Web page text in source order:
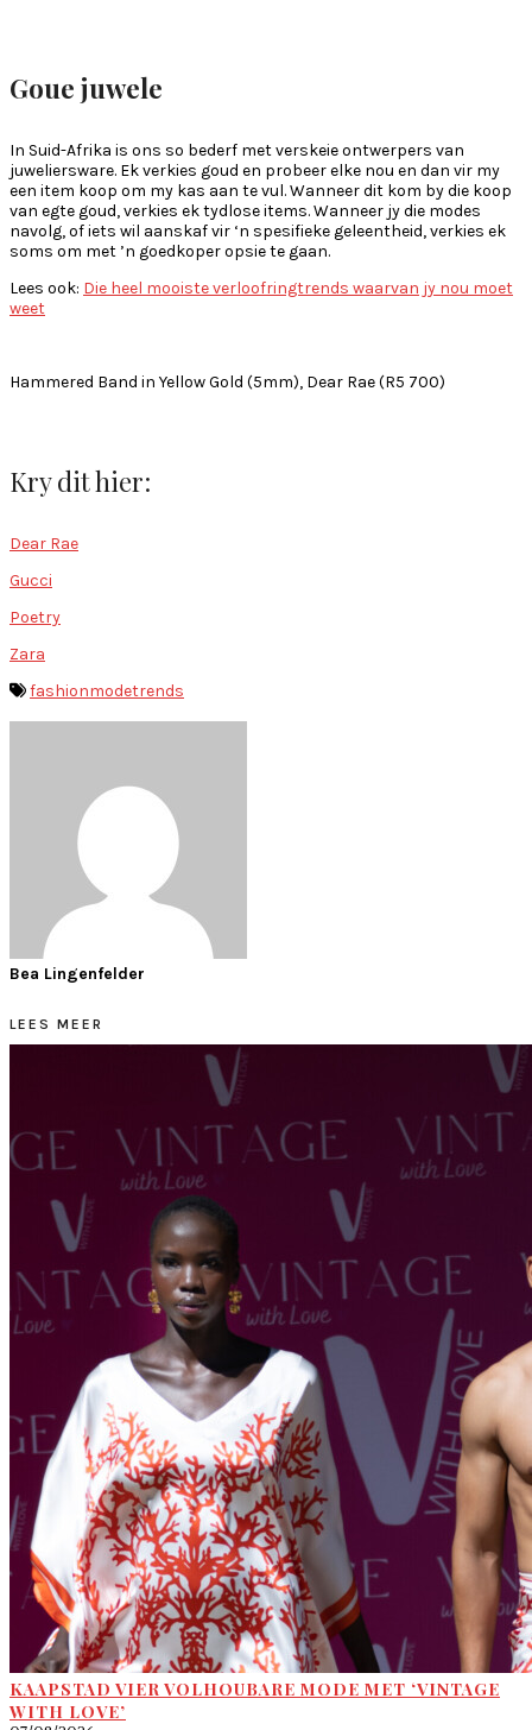
Goue juwele
In Suid-Afrika is ons so bederf met verskeie ontwerpers van
juweliersware. Ek verkies goud en probeer elke nou en dan vir my
een item koop om my kas aan te vul. Wanneer dit kom by die koop
van egte goud, verkies ek tydlose items. Wanneer jy die modes
navolg, of iets wil aanskaf vir ‘n spesifieke geleentheid, verkies ek
soms om met ’n goedkoper opsie te gaan.
Lees ook: Die heel mooiste verloofringtrends waarvan jy nou moet
weet
Hammered Band in Yellow Gold (5mm), Dear Rae (R5 700)
Kry dit hier:
Dear Rae
Gucci
Poetry
Zara
fashionmodetrends
Bea Lingenfelder
LEES MEER
KAAPSTAD VIER VOLHOUBARE MODE MET ‘VINTAGE
WITH LOVE’